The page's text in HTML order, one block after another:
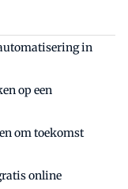
in
op een
om toekomst
online